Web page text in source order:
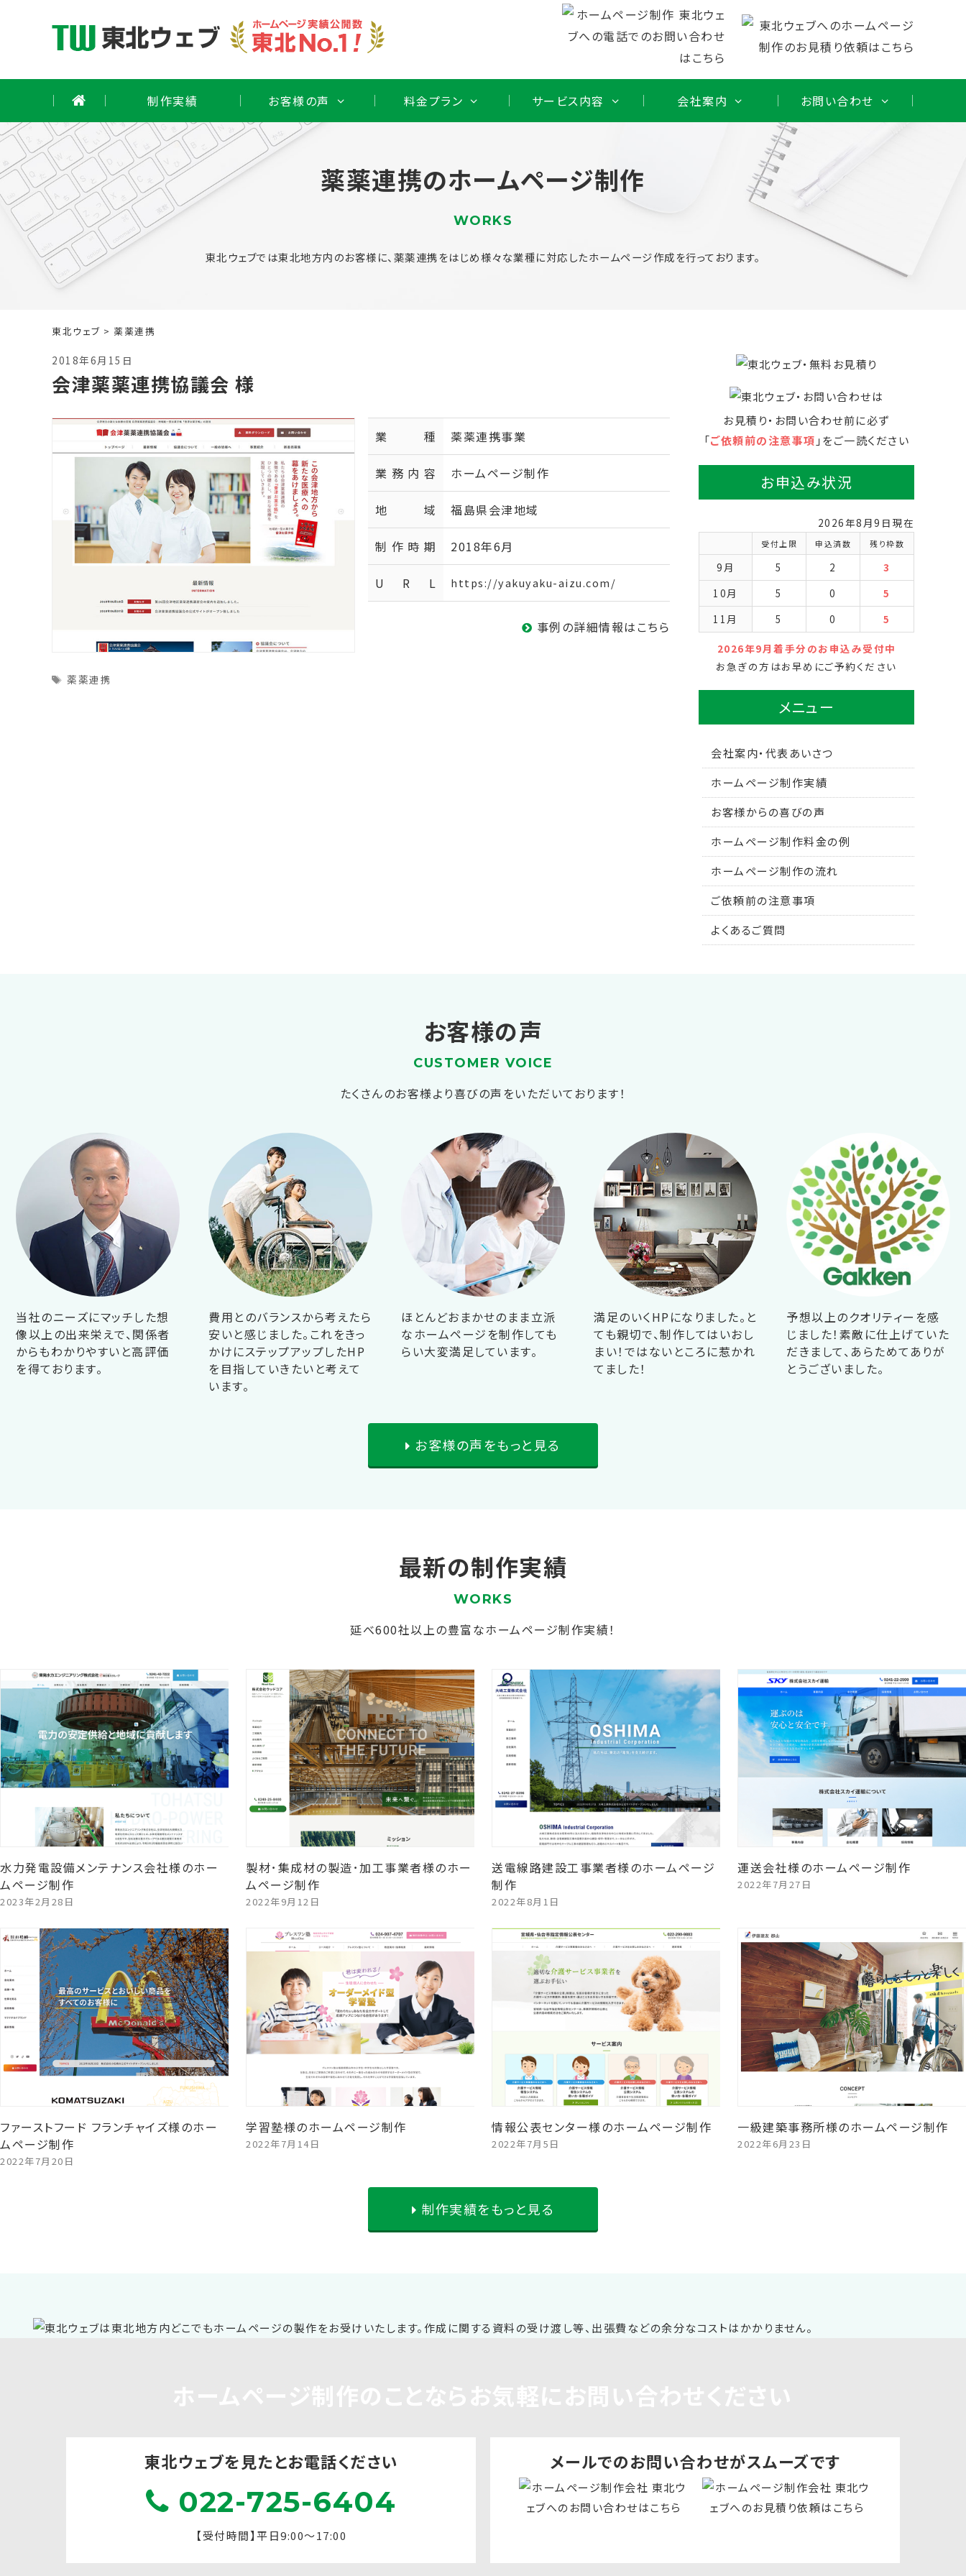
制作実績 お客様の声 料金プラン サービス内容 会社案内 お問い合わせ
薬薬連携のホームページ制作
WORKS
東北ウェブでは東北地方内のお客様に、薬薬連携をはじめ様々な業種に対応したホームページ作成を行っております。
東北ウェブ > 薬薬連携
2018年6月15日
会津薬薬連携協議会 様
業種 薬薬連携事業
業務内容 ホームページ制作
地域 福島県会津地域
制作時期 2018年6月
U R L https://yakuyaku-aizu.com/
事例の詳細情報はこちら
Tags
薬薬連携
お見積り・お問い合わせ前に必ず
「ご依頼前の注意事項 」をご一読ください
お申込み状況
2026年8月9日現在
受付上限 申込済数 残り枠数
9月 5 2
3
10月
5 0
5
11月
5 0 5
2026年9月着手分のお申込み受付中
お急ぎの方はお早めにご予約ください
メニュー
会社案内・代表あいさつ
ホームページ制作実績
お客様からの喜びの声
ホームページ制作料金の例
ホームページ制作の流れ
ご依頼前の注意事項
よくあるご質問
お客様の声
CUSTOMER VOICE
たくさんのお客様より喜びの声をいただいております！
当社のニーズにマッチした想
像以上の出来栄えで、関係者
からもわかりやすいと高評価
を得ております。
費用とのバランスから考えたら
安いと感じました。これをきっ
かけにステップアップしたHP
を目指していきたいと考えて
います。
ほとんどおまかせのまま立派
なホームページを制作しても
らい大変満足しています。
満足のいくHPになりました。と
ても親切で、制作してはいおし
まい！ではないところに惹かれ
てました！
予想以上のクオリティーを感
じました！素敵に仕上げていた
だきまして、あらためてありが
とうございました。
お客様の声をもっと見る
最新の制作実績
WORKS
延べ600社以上の豊富なホームページ制作実績！
水力発電設備メンテナンス会社様のホー
ムページ制作
2023年2月28日
製材･集成材の製造･加工事業者様のホー
ムページ制作
2022年9月12日
送電線路建設工事業者様のホームページ
制作
2022年8月1日
運送会社様のホームページ制作
2022年7月27日
ファーストフード フランチャイズ様のホー
ムページ制作
2022年7月20日
学習塾様のホームページ制作
2022年7月14日
情報公表センター様のホームページ制作
2022年7月5日
一級建築事務所様のホームページ制作
2022年6月23日
制作実績をもっと見る
東北ウェブを見たとお電話ください
022-725-6404
【受付時間】平日9:00～17:00
メールでのお問い合わせがスムーズです